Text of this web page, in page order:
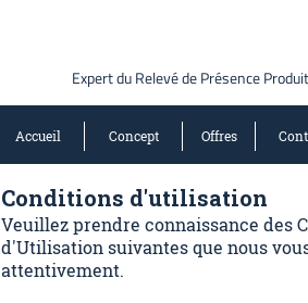
Expert du Relevé de Présence Produit
Accueil Concept Offres
Conditions d'utilisation
Veuillez prendre connaissance des
d'Utilisation suivantes que nous
attentivement.